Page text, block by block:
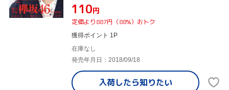
¥110円
定価より887円（88%）おトク
獲得ポイント 1P
在庫なし
発売年月日：2018/09/18
入荷したら知りたい